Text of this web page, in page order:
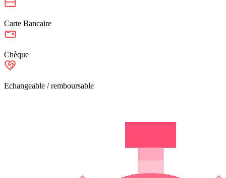
Carte Bancaire
Chèque
Echangeable / remboursable